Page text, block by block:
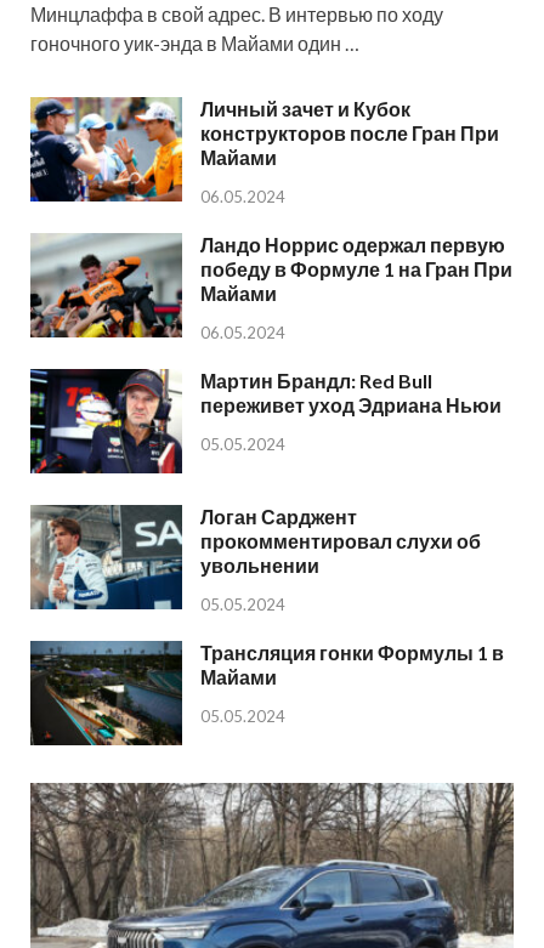
Минцлаффа в свой адрес. В интервью по ходу
гоночного уик-энда в Майами один …
Личный зачет и Кубок
конструкторов после Гран При
Майами
06.05.2024
Ландо Норрис одержал первую
победу в Формуле 1 на Гран При
Майами
06.05.2024
Мартин Брандл: Red Bull
переживет уход Эдриана Ньюи
05.05.2024
Логан Сарджент
прокомментировал слухи об
увольнении
05.05.2024
Трансляция гонки Формулы 1 в
Майами
05.05.2024